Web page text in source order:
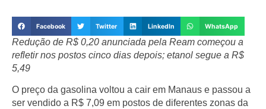
Facebook Twitter LinkedIn WhatsApp
Redução de R$ 0,20 anunciada pela Ream começou a
refletir nos postos cinco dias depois; etanol segue a R$
5,49
O preço da gasolina voltou a cair em Manaus e passou a
ser vendido a R$ 7,09 em postos de diferentes zonas da